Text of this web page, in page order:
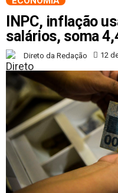
INPC, inflação
salários, soma
Direto da Redação 12